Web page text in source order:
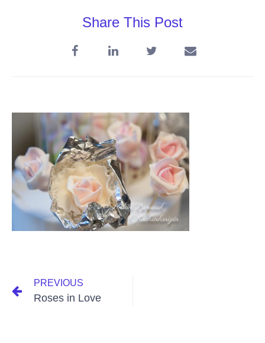
Share This Post
PREVIOUS
Roses in Love